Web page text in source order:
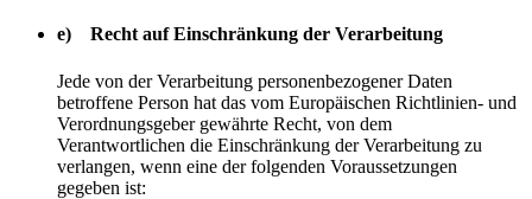
e) Recht auf Einschränkung der Verarbeitung
Jede von der Verarbeitung personenbezogener Daten
betroffene Person hat das vom Europäischen Richtlinien- und
Verordnungsgeber gewährte Recht, von dem
Verantwortlichen die Einschränkung der Verarbeitung zu
verlangen, wenn eine der folgenden Voraussetzungen
gegeben ist: